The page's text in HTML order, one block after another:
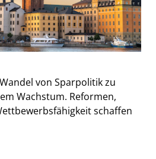
von Sparpolitik zu
Wachstum. Reformen,
schaffen